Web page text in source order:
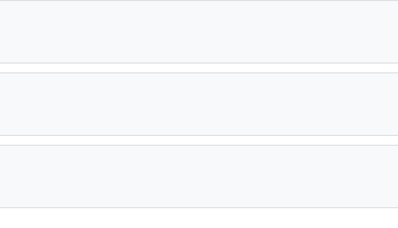
в написании имени или отсутствия открытой
или году выпуска. Использование
человеке. Пользователь может ознакомиться с